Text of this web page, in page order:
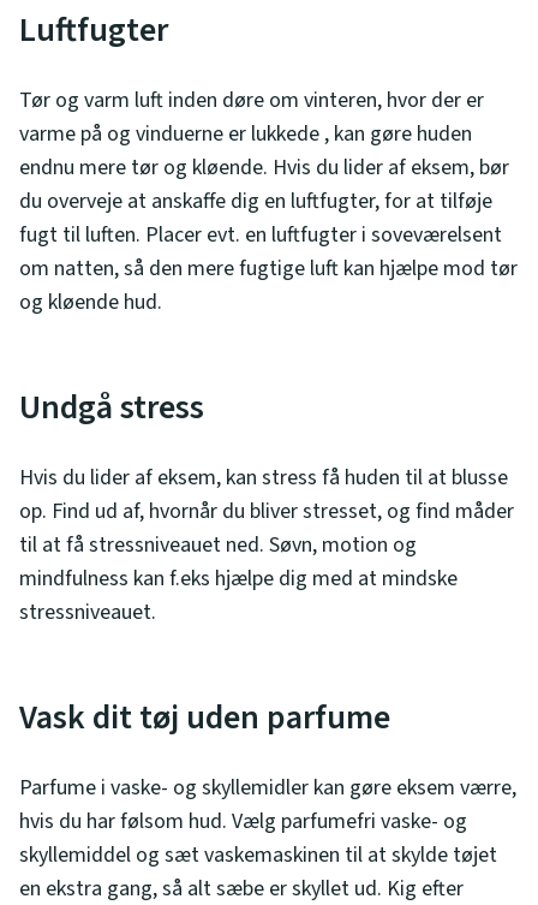
Luftfugter
Tør og varm luft inden døre om vinteren, hvor der er
varme på og vinduerne er lukkede , kan gøre huden
endnu mere tør og kløende. Hvis du lider af eksem, bør
du overveje at anskaffe dig en luftfugter, for at tilføje
fugt til luften. Placer evt. en luftfugter i soveværelsent
om natten, så den mere fugtige luft kan hjælpe mod tør
og kløende hud.
Undgå stress
Hvis du lider af eksem, kan stress få huden til at blusse
op. Find ud af, hvornår du bliver stresset, og find måder
til at få stressniveauet ned. Søvn, motion og
mindfulness kan f.eks hjælpe dig med at mindske
stressniveauet.
Vask dit tøj uden parfume
Parfume i vaske- og skyllemidler kan gøre eksem værre,
hvis du har følsom hud. Vælg parfumefri vaske- og
skyllemiddel og sæt vaskemaskinen til at skylde tøjet
en ekstra gang, så alt sæbe er skyllet ud. Kig efter